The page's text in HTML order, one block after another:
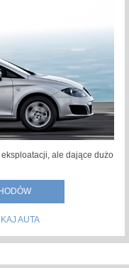
ale dające dużo
AUTA